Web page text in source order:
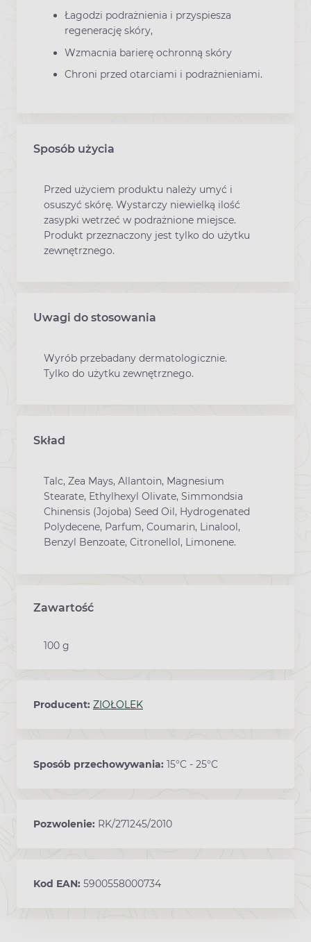
Łagodzi podrażnienia i przyspiesza
regenerację skóry,
Wzmacnia barierę ochronną skóry
Chroni przed otarciami i podrażnieniami.
Sposób użycia
Przed użyciem produktu należy umyć i
osuszyć skórę. Wystarczy niewielką ilość
zasypki wetrzeć w podrażnione miejsce.
Produkt przeznaczony jest tylko do użytku
zewnętrznego.
Uwagi do stosowania
Wyrób przebadany dermatologicznie.
Tylko do użytku zewnętrznego.
Skład
Talc, Zea Mays, Allantoin, Magnesium
Stearate, Ethylhexyl Olivate, Simmondsia
Chinensis (Jojoba) Seed Oil, Hydrogenated
Polydecene, Parfum, Coumarin, Linalool,
Benzyl Benzoate, Citronellol, Limonene.
Zawartość
100 g
Producent: ZIOŁOLEK
Sposób przechowywania: 15°C - 25°C
Pozwolenie: RK/271245/2010
Kod EAN: 5900558000734